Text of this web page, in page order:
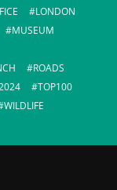
LONDON
MUSEUM
ROADS
TOP100
WILDLIFE